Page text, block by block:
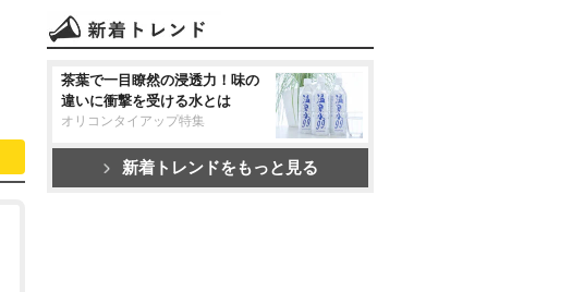
茶葉で一目瞭然の浸透力！味の
違いに衝撃を受ける水とは
オリコンタイアップ特集
新着トレンドをもっと見る